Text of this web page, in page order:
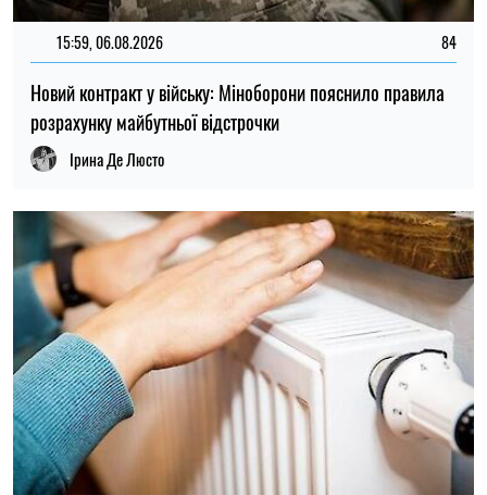
21:31, 05.08.2026
Кличко відзвітував по підготовк удо зими: Київ відновив
65% пошкоджених енергооб'єктів
Микола Потика
ОСТАННІ НОВИНИ
11:30
08.08.26
НБУ переглянув прогноз: інфляція
прискориться, а темпи зростання
економіки знизяться